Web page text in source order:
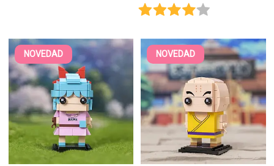
NOVEDAD NOVEDAD